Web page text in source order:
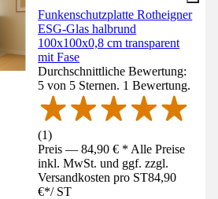
Funkenschutzplatte Rotheigner
ESG-Glas halbrund
100x100x0,8 cm transparent
mit Fase
Durchschnittliche Bewertung:
5 von 5 Sternen. 1 Bewertung.
(1)
Preis — 84,90 € * Alle Preise
inkl. MwSt. und ggf. zzgl.
Versandkosten pro ST84,90
€*/ ST